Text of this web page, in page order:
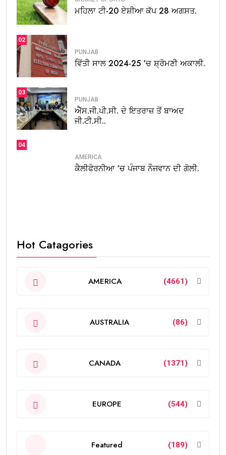
ਮਹਿਲਾ ਟੀ-20 ਏਸ਼ੀਆ ਕੱਪ 28 ਅਗਸਤ.
02
PUNJAB
ਵਿੱਤੀ ਸਾਲ 2024-25 ‘ਚ ਸ਼੍ਰੋਮਣੀ ਅਕਾਲੀ.
03
PUNJAB
ਐੱਸ.ਜੀ.ਪੀ.ਸੀ. ਦੇ ਇਤਰਾਜ਼ ਤੋਂ ਬਾਅਦ
ਜੀ.ਟੀ.ਸੀ..
04
AMERICA
ਕੈਲੀਫੋਰਨੀਆ ‘ਚ ਪੰਜਾਬ ਨੌਜਵਾਨ ਦੀ ਗੋਲੀ.
Hot Catagories
AMERICA (4661)
AUSTRALIA (86)
CANADA (1371)
EUROPE (544)
Featured (189)